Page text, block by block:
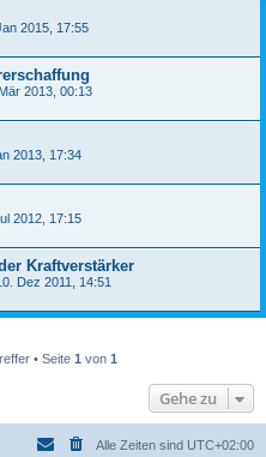
2015, 17:55
2013, 00:13
2013, 17:34
2012, 17:15
Kraftverstärker
Dez 2011, 14:51
• Seite 1 von 1
Gehe zu
Alle Zeiten sind UTC+02:00